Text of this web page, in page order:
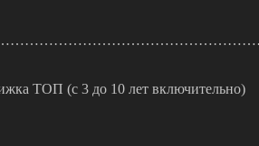
ТОП (с 3 до 10 лет включительно)